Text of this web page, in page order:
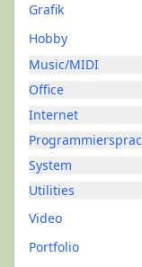
Grafik
Hobby
Music/MIDI
Office
Internet
System
Utilities
Video
Portfolio